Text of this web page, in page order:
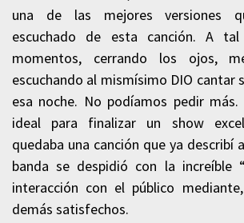
una de las mejores versiones
escuchado de esta canción. A
momentos, cerrando los ojos,
escuchando al mismísimo DIO cantar
esa noche. No podíamos pedir
ideal para finalizar un show
quedaba una canción que ya describí
banda se despidió con la increíble
interacción con el público
demás satisfechos.